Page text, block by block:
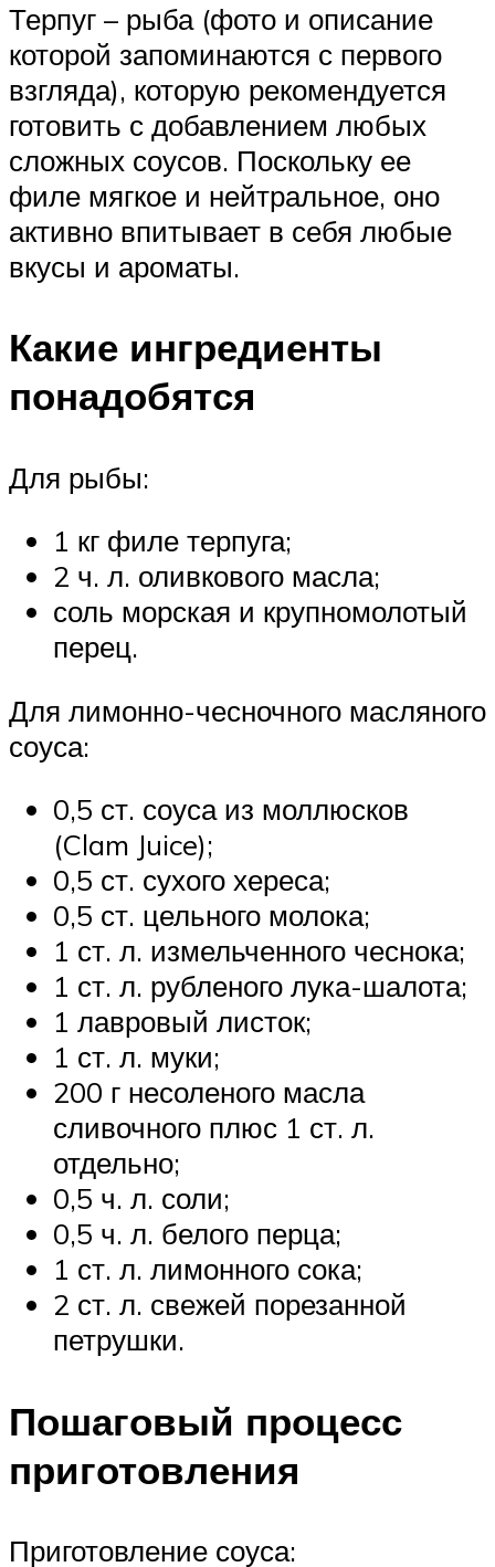
Терпуг – рыба (фото и описание
которой запоминаются с первого
взгляда), которую рекомендуется
готовить с добавлением любых
сложных соусов. Поскольку ее
филе мягкое и нейтральное, оно
активно впитывает в себя любые
вкусы и ароматы.
Какие ингредиенты
понадобятся
Для рыбы:
1 кг филе терпуга;
2 ч. л. оливкового масла;
соль морская и крупномолотый
перец.
Для лимонно-чесночного масляного
соуса:
0,5 ст. соуса из моллюсков
(Clam Juice);
0,5 ст. сухого хереса;
0,5 ст. цельного молока;
1 ст. л. измельченного чеснока;
1 ст. л. рубленого лука-шалота;
1 лавровый листок;
1 ст. л. муки;
200 г несоленого масла
сливочного плюс 1 ст. л.
отдельно;
0,5 ч. л. соли;
0,5 ч. л. белого перца;
1 ст. л. лимонного сока;
2 ст. л. свежей порезанной
петрушки.
Пошаговый процесс
приготовления
Приготовление соуса: